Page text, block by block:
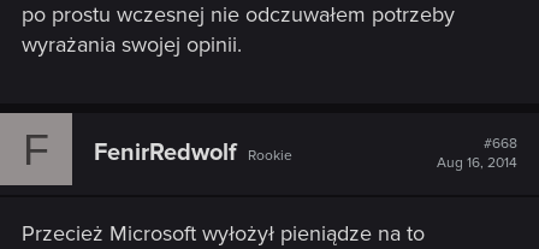
po prostu wczesnej nie odczuwałem potrzeby
wyrażania swojej opinii.
F FenirRedwolf Rookie
#668
Aug 16, 2014
Przecież Microsoft wyłożył pieniądze na to